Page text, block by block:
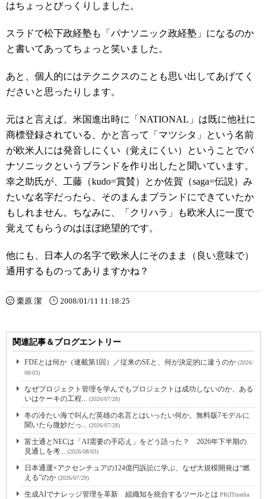
はちょっとびっくりしました。
スラドで松下政経塾も「パナソニック政経塾」になるのか
と書いてあってちょっと笑いました。
あと、個人的にはテクニクスのことも思い出してあげてく
ださいと思ったりします。
元はと言えば、米国進出時に「NATIONAL」は既に他社に
商標登録されている、かと言って「マツシタ」という名前
が欧米人には発音しにくい（覚えにくい）ということでパ
ナソニックというブランドを作り出したと聞いています。
幸之助氏が、工藤（kudo=賞賛）とか佐賀（saga=伝説）み
たいな名字だったら、そのまんまブランドにできていたか
もしれません。ちなみに、「クリハラ」も欧米人に一度で
覚えてもらうのはほぼ絶望的です。
他にも、日本人の名字で欧米人にそのまま（良い意味で）
通用するものってありますかね？
栗原 潔 2008/01/11 11:18:25
関連記事＆ブログエントリー
FDEとは何か（連載第1回）／従来のSEと、何が決定的に違うのか (2026/
08/03)
なぜプロジェクト管理を学んでもプロジェクトは成功しないのか、ある
いはケーキの工程... (2026/07/28)
冬の冷たい海で叫んだ英雄の名言とはいったい何か。無料版7モデルに
聞いたら微妙だっ... (2026/07/28)
富士通とNECは「AI需要の手応え」をどう語った？ 2026年下半期の
見通しを考... (2026/08/03)
日本通運×アクセンチュアの124億円訴訟に学ぶ、なぜ大規模開発は“燃
える”のか (2026/07/29)
生成AIでナレッジ管理を革新 組織知を統合するツールとは PR(ITmedia